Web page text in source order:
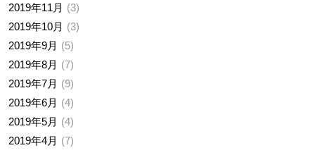
2019年11月
3
2019年10月
3
2019年9月
5
2019年8月
7
2019年7月
9
2019年6月
4
2019年5月
4
2019年4月
7